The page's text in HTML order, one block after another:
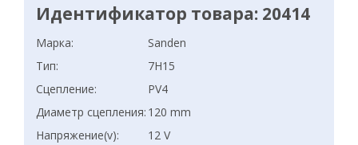
Идентификатор товара: 20414
Марка:
Sanden
Тип:
7H15
Сцепление:
PV4
Диаметр сцепления: 120 mm
Напряжение(v):
12 V